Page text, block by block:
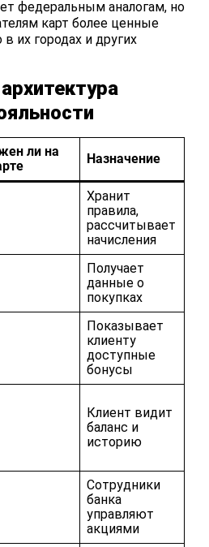
федеральным аналогам, но
карт более ценные
их городах и других
ли на
Назначение
Хранит
правила,
рассчитывает
начисления
Получает
данные о
покупках
Показывает
клиенту
доступные
бонусы
Клиент видит
баланс и
историю
Сотрудники
банка
управляют
акциями